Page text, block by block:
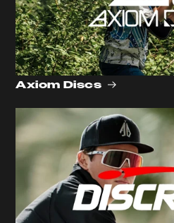
Axiom Discs